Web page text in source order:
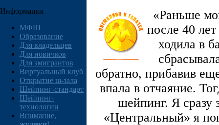
Информация
МФШ
Образование
Для владельцев
Для новичков
Для эмигрантов
Виртуальный клуб
Открытие ш-зала
Шейпинг-стандарт
Шейпинг-
технологии
Внимание,
«Раньше
после 40
ходила в
обратно, прибавив
впала в отчаяние.
шейпинг. Я сразу
«Центральный» я